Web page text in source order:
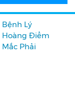
Bệnh Lý
Hoàng Điểm
Mắc Phải